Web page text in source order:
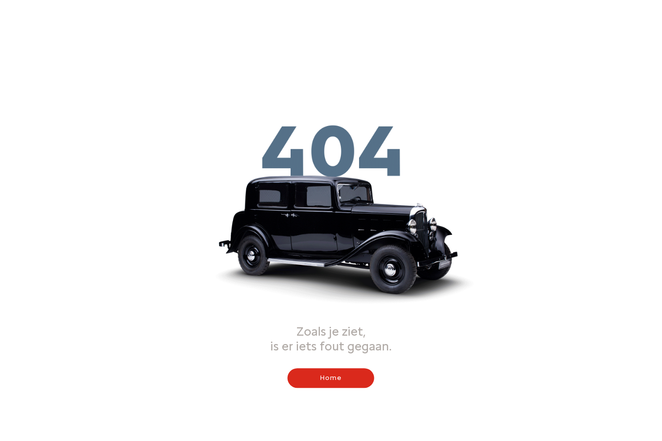
Zoals je ziet,
is er iets fout gegaan.
Home